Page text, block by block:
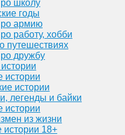
школу
годы
армию
работу, хобби
путешествиях
дружбу
истории
легенды и байки
из жизни
18+